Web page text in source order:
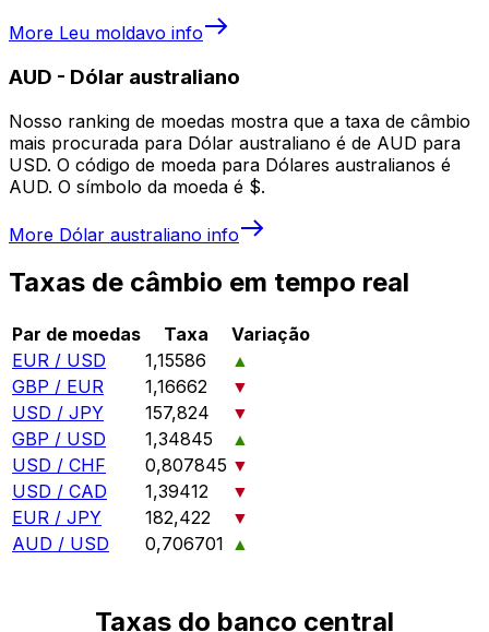
More Leu moldavo info
AUD - Dólar australiano
Nosso ranking de moedas mostra que a taxa de câmbio
mais procurada para Dólar australiano é de AUD para
USD. O código de moeda para Dólares australianos é
AUD. O símbolo da moeda é $.
More Dólar australiano info
Taxas de câmbio em tempo real
Par de moedas Taxa
Variação
EUR / USD
1,15586
▲
GBP / EUR
1,16662
▼
USD / JPY
157,824
▼
GBP / USD
1,34845
▲
USD / CHF
0,807845 ▼
USD / CAD
1,39412
▼
EUR / JPY
182,422
▼
AUD / USD
0,706701 ▲
Taxas do banco central